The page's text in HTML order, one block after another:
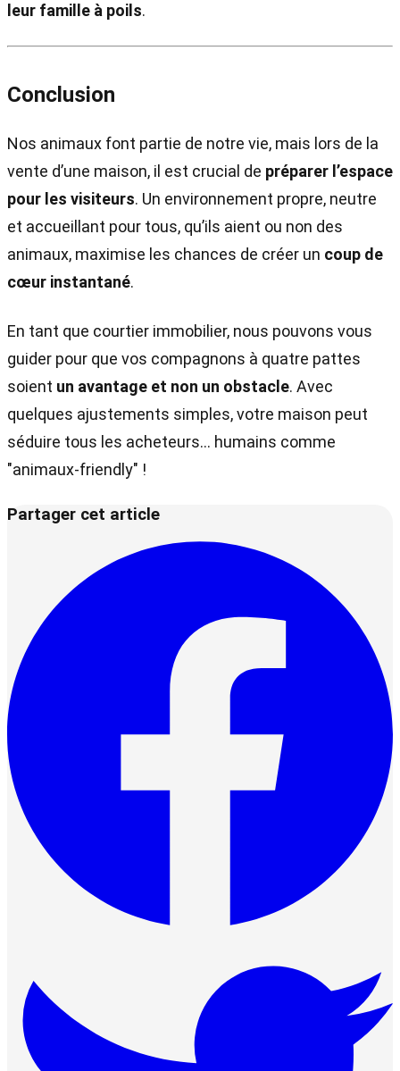
leur famille à poils.
Conclusion
Nos animaux font partie de notre vie, mais lors de la
vente d’une maison, il est crucial de préparer l’espace
pour les visiteurs. Un environnement propre, neutre
et accueillant pour tous, qu’ils aient ou non des
animaux, maximise les chances de créer un coup de
cœur instantané.
En tant que courtier immobilier, nous pouvons vous
guider pour que vos compagnons à quatre pattes
soient un avantage et non un obstacle. Avec
quelques ajustements simples, votre maison peut
séduire tous les acheteurs… humains comme
"animaux-friendly" !
Partager cet article